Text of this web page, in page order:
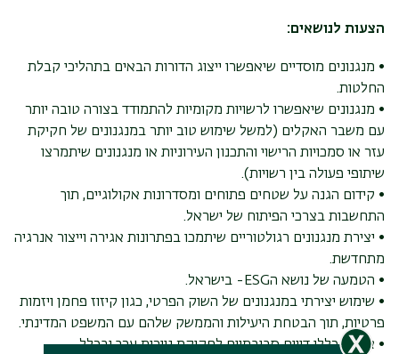
הצעות לנושאים:
• מנגנונים מוסדיים שיאפשרו ייצוג הדורות הבאים בתהליכי קבלת
החלטות.
• מנגנונים שיאפשרו לרשויות מקומיות להתמודד בצורה טובה יותר
עם משבר האקלים (למשל שימוש טוב יותר במנגנונים של חקיקת
עזר או סמכויות הרישוי והתכנון העירוניות או מנגנונים שיתמרצו
שיתופי פעולה בין רשויות).
• קידום הגנה על שטחים פתוחים ומסדרונות אקולוגיים, תוך
התחשבות בצרכי הפיתוח של ישראל.
• יצירת מנגנונים רגולטוריים שיתמכו בפתרונות אגירה וייצור אנרגיה
מתחדשת.
• הטמעה של נושא הESG- בישראל.
• שימוש יצירתי במנגנונים של השוק הפרטי, כגון קיזוז פחמן ויזמות
פרטיות, תוך הבטחת היעילות והממשק שלהם עם המשפט המדינתי.
• אימוץ כללי דיווח סביבתיים לחקיקת ניירות ערך ובכלל.